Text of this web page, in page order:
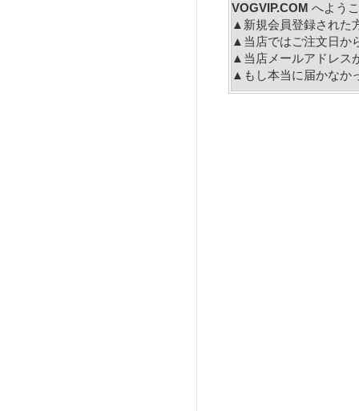
VOGVIP.COM へよう
▲新規会員登録された
▲当店ではご注文日か
▲当店メールアドレス
▲もし本当に届かなか